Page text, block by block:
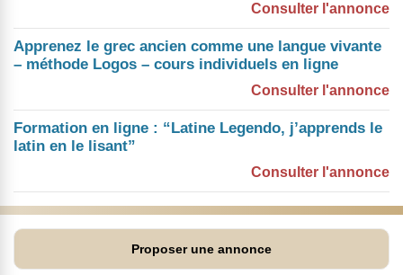
Consulter l'annonce
Apprenez le grec ancien comme une langue vivante
– méthode Logos – cours individuels en ligne
Consulter l'annonce
Formation en ligne : “Latine Legendo, j’apprends le
latin en le lisant”
Consulter l'annonce
Proposer une annonce